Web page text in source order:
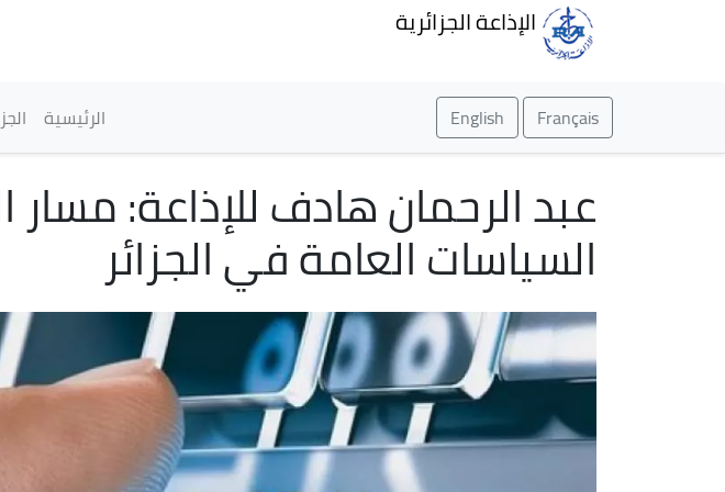
الإذاعة الجزائرية
Français
English الرئيسية
عبد الرحمان هادف للإذاعة: مسار
السياسات العامة في الجزائر